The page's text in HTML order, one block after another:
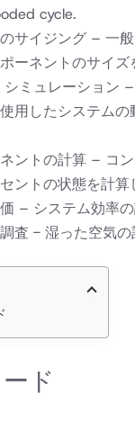
cycle.
サイジング – 一
ーネントのサイズ
シミュレーション
用したシステムの
ントの計算 – コ
ントの状態を計算
– システム効率の
査 - 湿った空気の
ド